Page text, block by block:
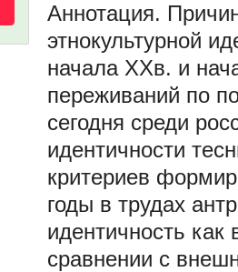
этнокультурной
начала ХХв. и
переживаний по
сегодня среди
идентичности
критериев
годы в трудах
идентичность как
сравнении с